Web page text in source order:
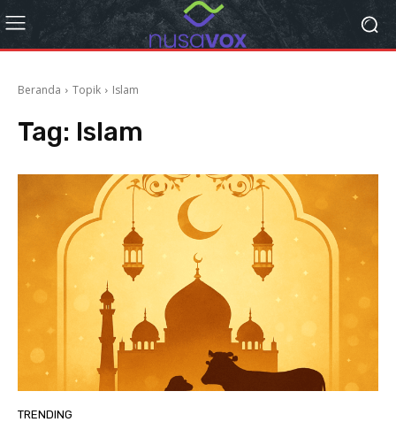
Beranda Topik Islam
Tag: Islam
TRENDING